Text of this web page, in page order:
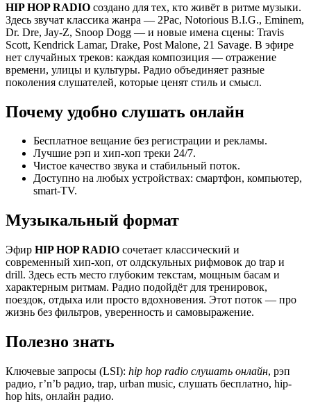
HIP HOP RADIO создано для тех, кто живёт в ритме музыки.
Здесь звучат классика жанра — 2Pac, Notorious B.I.G., Eminem,
Dr. Dre, Jay-Z, Snoop Dogg — и новые имена сцены: Travis
Scott, Kendrick Lamar, Drake, Post Malone, 21 Savage. В эфире
нет случайных треков: каждая композиция — отражение
времени, улицы и культуры. Радио объединяет разные
поколения слушателей, которые ценят стиль и смысл.
Почему удобно слушать онлайн
Бесплатное вещание без регистрации и рекламы.
Лучшие рэп и хип-хоп треки 24/7.
Чистое качество звука и стабильный поток.
Доступно на любых устройствах: смартфон, компьютер,
smart-TV.
Музыкальный формат
Эфир HIP HOP RADIO сочетает классический и
современный хип-хоп, от олдскульных рифмовок до trap и
drill. Здесь есть место глубоким текстам, мощным басам и
характерным ритмам. Радио подойдёт для тренировок,
поездок, отдыха или просто вдохновения. Этот поток — про
жизнь без фильтров, уверенность и самовыражение.
Полезно знать
Ключевые запросы (LSI): hip hop radio слушать онлайн, рэп
радио, r’n’b радио, trap, urban music, слушать бесплатно, hip-
hop hits, онлайн радио.